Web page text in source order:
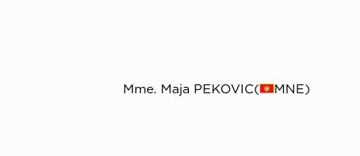
Mme. Maja PEKOVIC( MNE)